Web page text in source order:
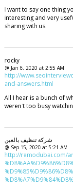
I want to say one thing
interesting and very
sharing with us.
rocky
@ Jan 6, 2020 at 2:55 AM
http://
and-answers.html
All I hear is a bunch of
weren't too busy
شركة تنظيف بالعين
@ Sep 15, 2020 at 5:21 AM
http://remodubai.com/